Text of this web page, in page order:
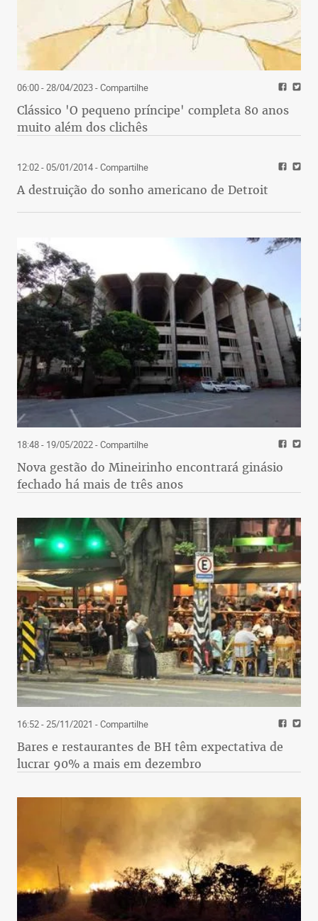
06:00 - 28/04/2023- Compartilhe
Clássico 'O pequeno príncipe' completa 80 anos
muito além dos clichês
12:02 - 05/01/2014- Compartilhe
A destruição do sonho americano de Detroit
18:48 - 19/05/2022- Compartilhe
Nova gestão do Mineirinho encontrará ginásio
fechado há mais de três anos
16:52 - 25/11/2021 - Compartilhe
Bares e restaurantes de BH têm expectativa de
lucrar 90% a mais em dezembro